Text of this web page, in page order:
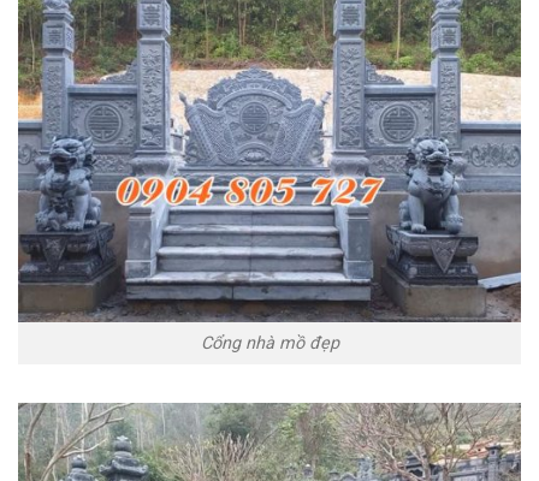
Cổng nhà mồ đẹp